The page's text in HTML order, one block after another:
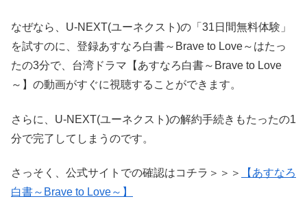
なぜなら、U-NEXT(ユーネクスト)の「31日間無料体験」
を試すのに、登録あすなろ白書～Brave to Love～はたっ
たの3分で、台湾ドラマ【あすなろ白書～Brave to Love
～】の動画がすぐに視聴することができます。
さらに、U-NEXT(ユーネクスト)の解約手続きもたったの1
分で完了してしまうのです。
さっそく、公式サイトでの確認はコチラ＞＞＞
【あすなろ
白書～Brave to Love～】